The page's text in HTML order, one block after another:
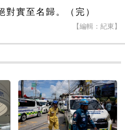
對實至名歸。（完）
【編輯：紀東】